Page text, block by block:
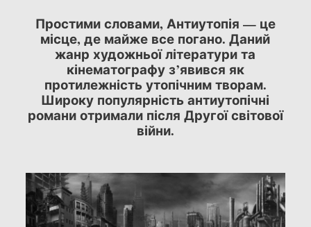
Простими словами, Антиутопія — це
місце, де майже все погано. Даний
жанр художньої літератури та
кінематографу з’явився як
протилежність утопічним творам.
Широку популярність антиутопічні
романи отримали після Другої світової
війни.